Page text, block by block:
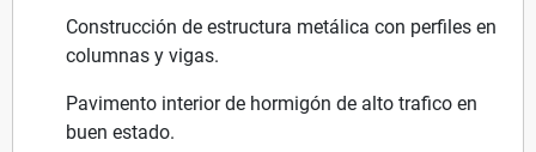
Construcción de estructura metálica con perfiles en
columnas y vigas.
Pavimento interior de hormigón de alto trafico en
buen estado.